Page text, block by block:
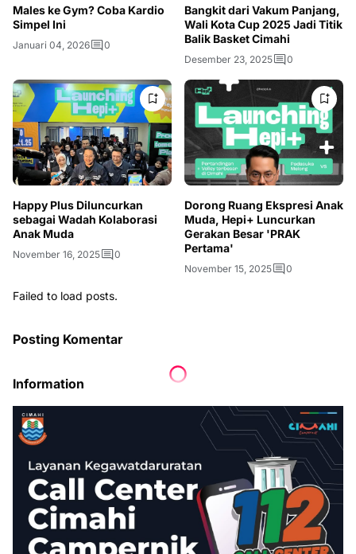
Males ke Gym? Coba Kardio
Simpel Ini
Januari 04, 2026 0
Bangkit dari Vakum Panjang,
Wali Kota Cup 2025 Jadi Titik
Balik Basket Cimahi
Desember 23, 2025 0
Happy Plus Diluncurkan
sebagai Wadah Kolaborasi
Anak Muda
November 16, 2025 0
Dorong Ruang Ekspresi Anak
Muda, Hepi+ Luncurkan
Gerakan Besar 'PRAK
Pertama'
November 15, 2025 0
Failed to load posts.
Posting Komentar
Information